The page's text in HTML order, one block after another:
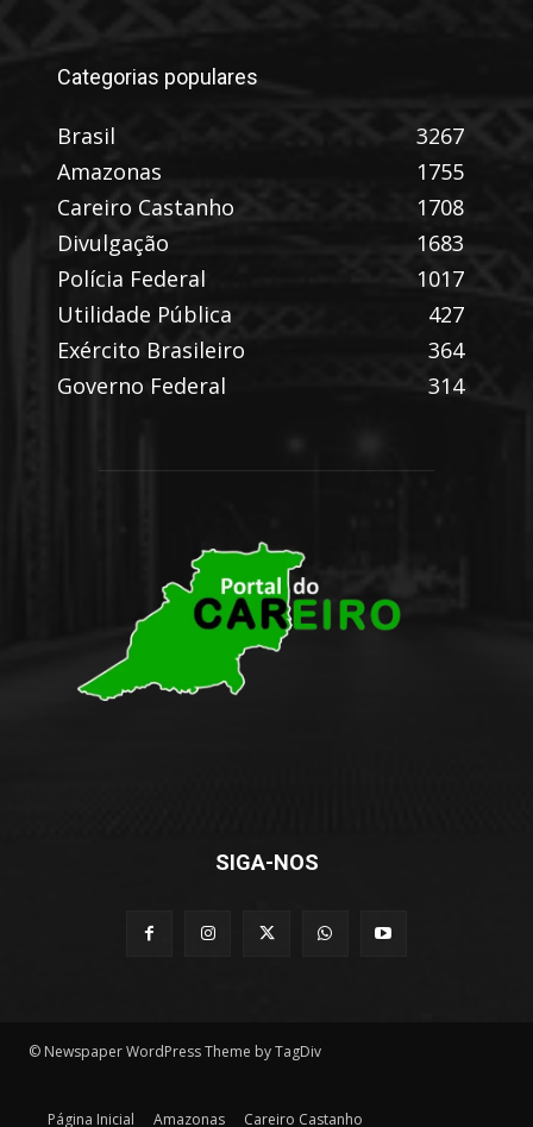
Categorias populares
Brasil
3267
Amazonas
1755
Careiro Castanho
1708
Divulgação
1683
Polícia Federal
1017
Utilidade Pública
427
Exército Brasileiro
364
Governo Federal
314
SIGA-NOS
© Newspaper WordPress Theme by TagDiv
Página Inicial Amazonas Careiro Castanho